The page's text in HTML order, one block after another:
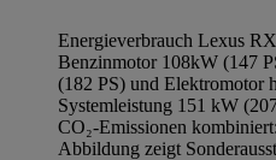
Energieverbrauch Lexus
Benzinmotor 108kW (147
(182 PS) und Elektromotor
Systemleistung 151 kW
CO₂-Emissionen
Abbildung zeigt